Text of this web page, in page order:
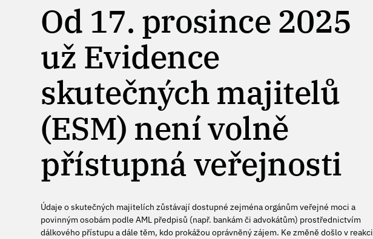
Od 17. prosince 2025
už Evidence
skutečných majitelů
(ESM) není volně
přístupná veřejnosti
Údaje o skutečných majitelích zůstávají dostupné zejména orgánům veřejné moci a
povinným osobám podle AML předpisů (např. bankám či advokátům) prostřednictvím
dálkového přístupu a dále těm, kdo prokážou oprávněný zájem. Ke změně došlo v reakci